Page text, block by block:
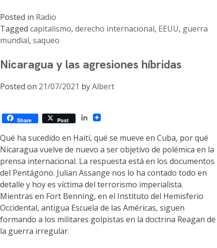
Posted in Radio
Tagged capitalismo, derecho internacional, EEUU, guerra
mundial, saqueo
Nicaragua y las agresiones híbridas
Posted on 21/07/2021 byAlbert
Share Post
LinkedIn
Qué ha sucedido en Haití, qué se mueve en Cuba, por qué
Nicaragua vuelve de nuevo a ser objetivo de polémica en la
prensa internacional. La respuesta está en los documentos
del Pentágono. Julian Assange nos lo ha contado todo en
detalle y hoy es víctima del terrorismo imperialista.
Mientras en Fort Benning, en el Instituto del Hemisferio
Occidental, antigua Escuela de las Américas, siguen
formando a los militares golpistas en la doctrina Reagan de
la guerra irregular.